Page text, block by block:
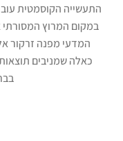
התעשייה הקוסמטית
במקום המרוץ
המדעי מפנה זרקור
כאלה שמניבים